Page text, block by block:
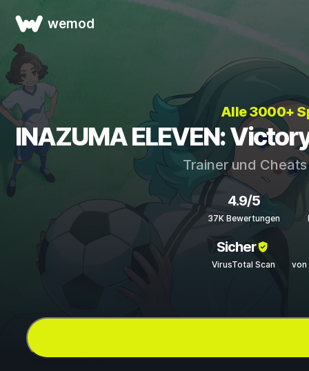
wemod
Alle 3000+
INAZUMA ELEVEN:
Trainer und
4.9/5
37K Bewertungen
Sicher
VirusTotal Scan von